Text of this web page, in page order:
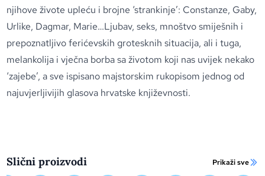
njihove živote upleću i brojne ‘strankinje’: Constanze, Gaby,
Urlike, Dagmar, Marie…Ljubav, seks, mnoštvo smiješnih i
prepoznatljivo ferićevskih grotesknih situacija, ali i tuga,
melankolija i vječna borba sa životom koji nas uvijek nekako
‘zajebe’, a sve ispisano majstorskim rukopisom jednog od
najuvjerljivijih glasova hrvatske književnosti.
Slični proizvodi Prikaži sve